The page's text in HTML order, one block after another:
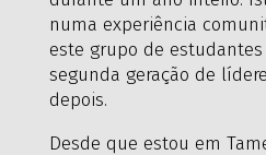
numa experiência
este grupo de
segunda geração de
depois.
Desde que estou em